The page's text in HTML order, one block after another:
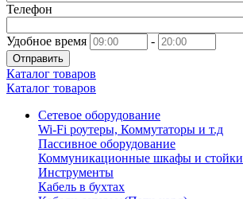
Телефон
Удобное время -
Отправить
Каталог товаров
Каталог товаров
Сетевое оборудование
Wi-Fi роутеры, Коммутаторы и т.д
Пассивное оборудование
Коммуникационные шкафы и стойки
Инструменты
Кабель в бухтах